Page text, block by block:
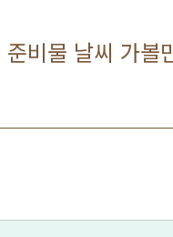
비물 날씨 가볼